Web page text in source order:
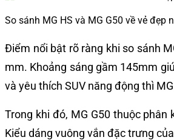
So sánh MG HS và MG G50 về vẻ đẹp
Điểm nổi bật rõ ràng khi so sánh
mm. Khoảng sáng gầm 145mm
và yêu thích SUV năng động thì
Trong khi đó, MG G50 thuộc
Kiểu dáng vuông vắn đặc trưng